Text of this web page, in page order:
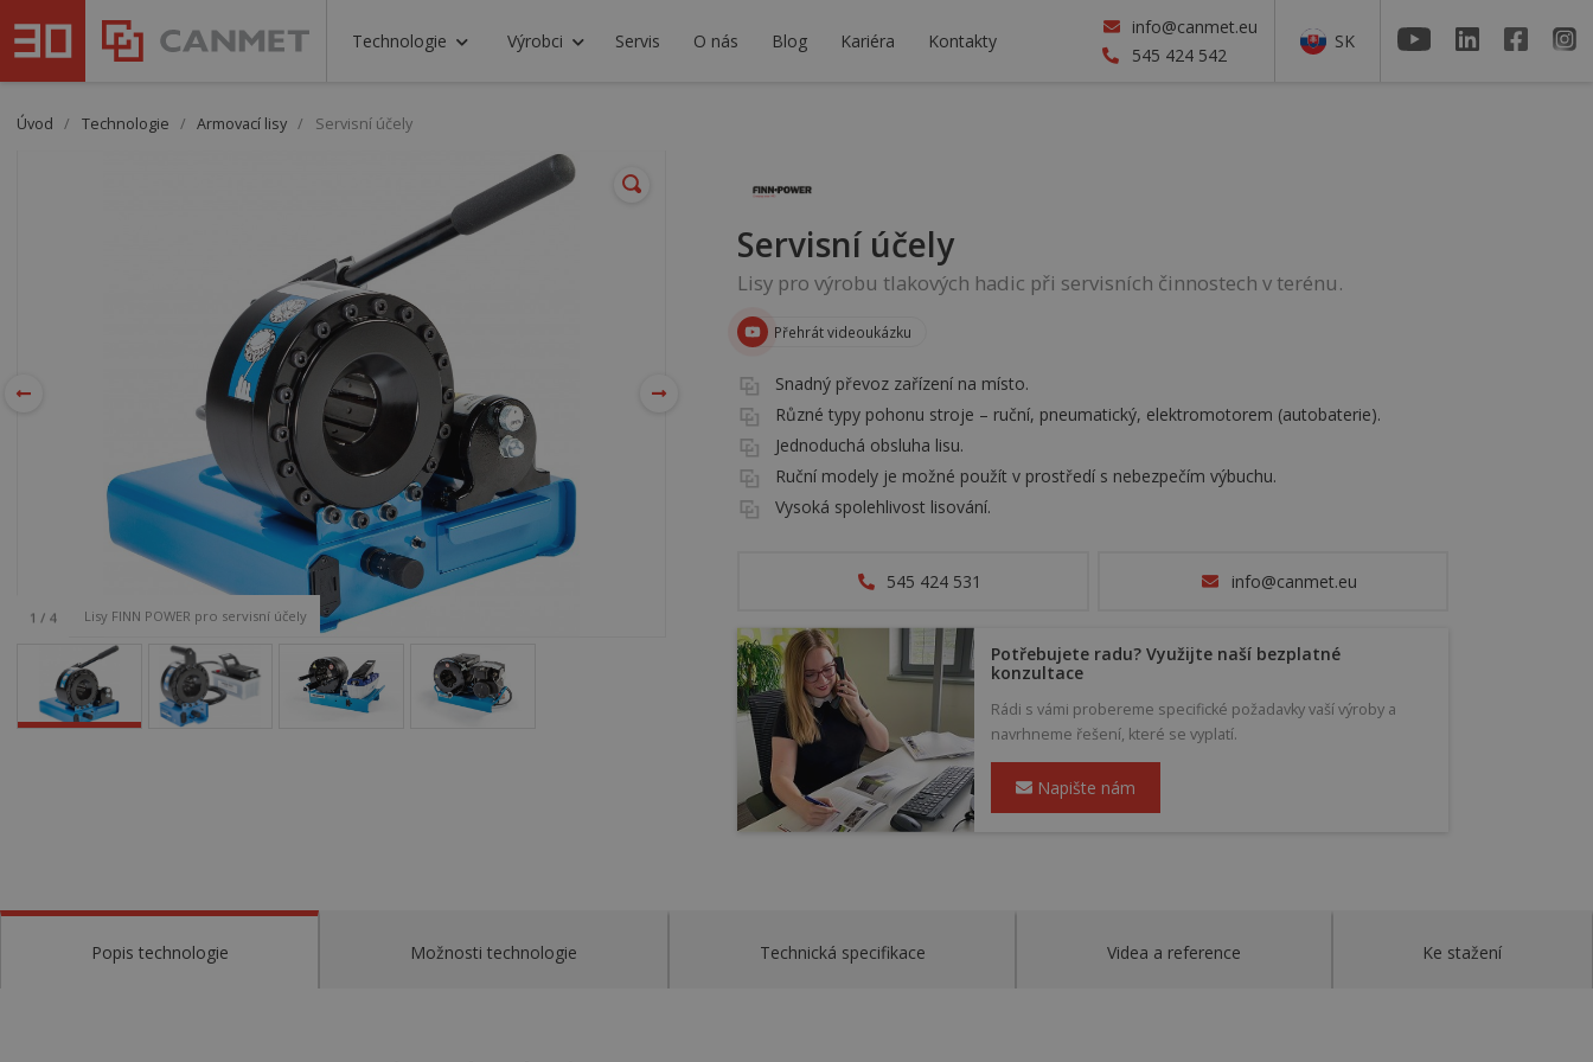
Technologie Výrobci Servis O nás Blog Kariéra Kontakty
info@canmet.eu
545 424 542
SK
Úvod / Technologie / Armovací lisy / Servisní účely
1 / 4 Lisy FINN POWER pro servisní účely
Servisní účely
Lisy pro výrobu tlakových hadic při servisních činnostech v terénu.
Přehrát videoukázku
Snadný převoz zařízení na místo.
Různé typy pohonu stroje – ruční, pneumatický, elektromotorem (autobaterie).
Jednoduchá obsluha lisu.
Ruční modely je možné použít v prostředí s nebezpečím výbuchu.
Vysoká spolehlivost lisování.
545 424 531 info@canmet.eu
Potřebujete radu? Využijte naší bezplatné
konzultace
Rádi s vámi probereme specifické požadavky vaší výroby a
navrhneme řešení, které se vyplatí.
Napište nám
Popis technologie Možnosti technologie Technická specifikace Videa a reference Ke stažení